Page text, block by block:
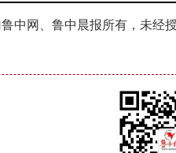
中网、鲁中晨报所有，未经